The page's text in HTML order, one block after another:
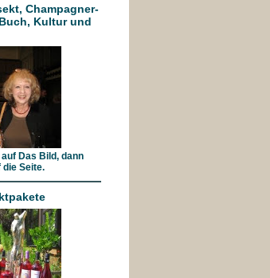
Champagner-
Kultur und
Das Bild, dann
die Seite.